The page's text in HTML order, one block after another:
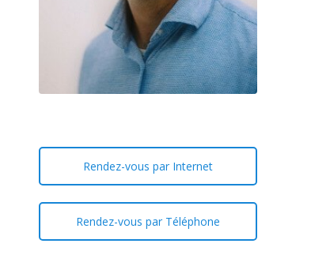
Rendez-vous par Internet
Rendez-vous par Téléphone